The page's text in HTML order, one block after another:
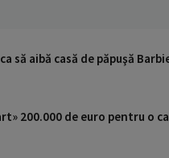
să aibă casă de păpuşă
200.000 de euro pentru o